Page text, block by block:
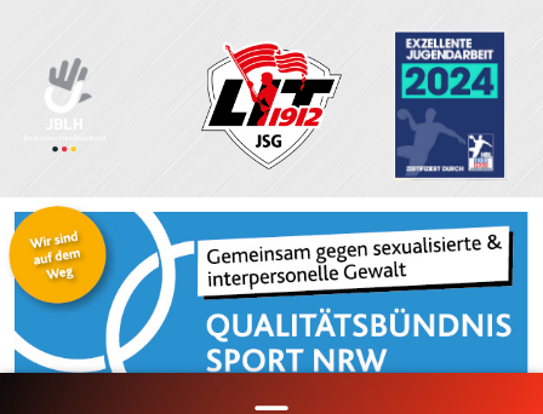
springen